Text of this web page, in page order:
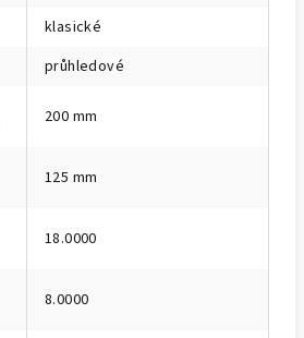
klasické
průhledové
200 mm
125 mm
18.0000
8.0000